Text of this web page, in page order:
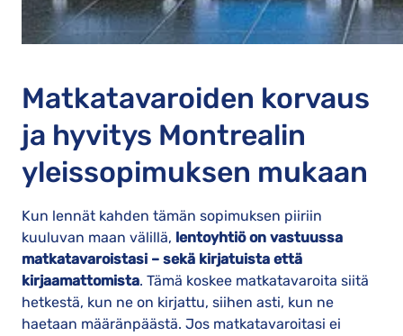
Matkatavaroiden korvaus
ja hyvitys Montrealin
yleissopimuksen mukaan
Kun lennät kahden tämän sopimuksen piiriin
kuuluvan maan välillä, lentoyhtiö on vastuussa
matkatavaroistasi – sekä kirjatuista että
kirjaamattomista. Tämä koskee matkatavaroita siitä
hetkestä, kun ne on kirjattu, siihen asti, kun ne
haetaan määränpäästä. Jos matkatavaroitasi ei